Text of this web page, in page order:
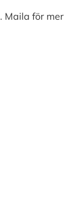
Maila för mer